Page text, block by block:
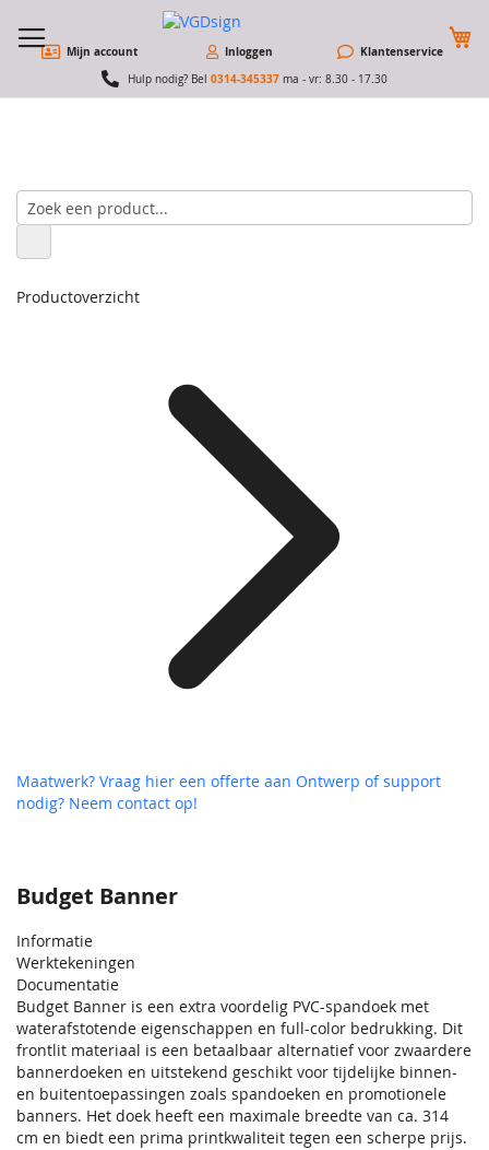
Mijn account Inloggen Klantenservice
Hulp nodig? Bel 0314-345337 ma - vr: 8.30 - 17.30
Budget Banner
Informatie
Werktekeningen
Documentatie
Budget Banner is een extra voordelig PVC-spandoek met
waterafstotende eigenschappen en full-color bedrukking. Dit
frontlit materiaal is een betaalbaar alternatief voor zwaardere
bannerdoeken en uitstekend geschikt voor tijdelijke binnen-
en buitentoepassingen zoals spandoeken en promotionele
banners. Het doek heeft een maximale breedte van ca. 314
cm en biedt een prima printkwaliteit tegen een scherpe prijs.
Productoverzicht
Maatwerk? Vraag hier een offerte aan Ontwerp of support
nodig? Neem contact op!